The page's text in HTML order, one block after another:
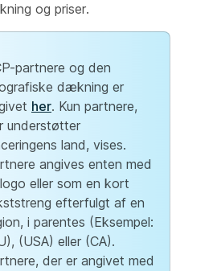
og priser.
partnere og den
dækning er
her. Kun partnere,
understøtter
land, vises.
angives enten med
eller som en kort
efterfulgt af en
i parentes (Eksempel:
(USA) eller (CA).
der er angivet med